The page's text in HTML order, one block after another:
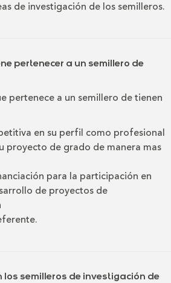
de investigación de los semilleros.
pertenecer a un semillero de
pertenece a un semillero de tienen
en su perfil como profesional
proyecto de grado de manera mas
para la participación en
de proyectos de
los semilleros de investigación de